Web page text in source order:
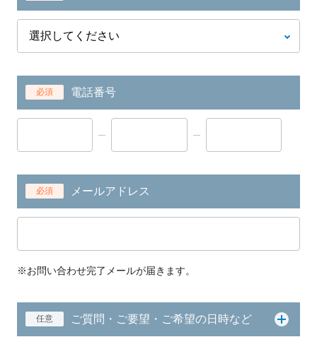
必須 電話番号
必須 メールアドレス
※お問い合わせ完了メールが届きます。
任意 ご質問・ご要望・ご希望の日時など